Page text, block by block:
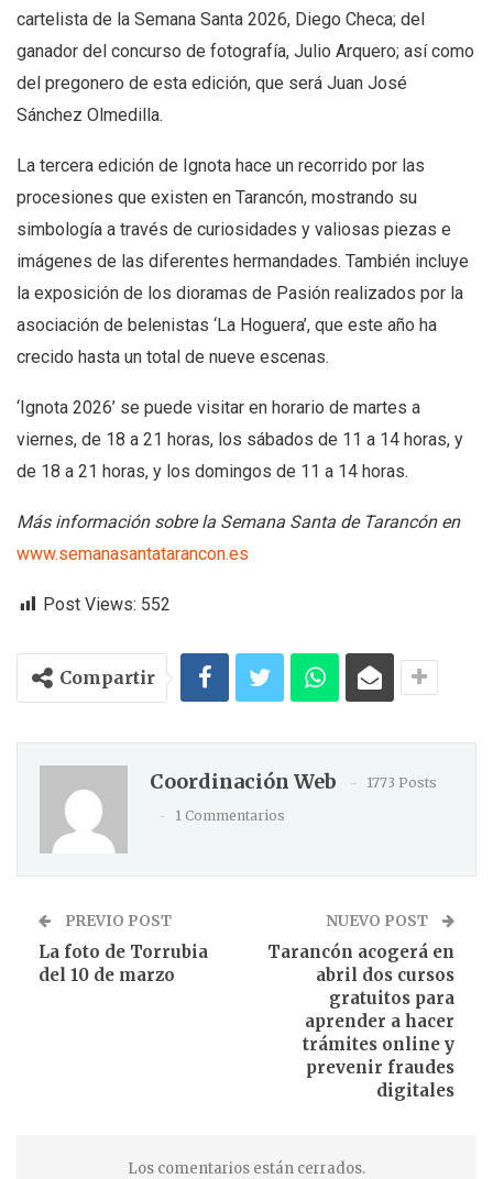
cartelista de la Semana Santa 2026, Diego Checa; del
ganador del concurso de fotografía, Julio Arquero; así como
del pregonero de esta edición, que será Juan José
Sánchez Olmedilla.
La tercera edición de Ignota hace un recorrido por las
procesiones que existen en Tarancón, mostrando su
simbología a través de curiosidades y valiosas piezas e
imágenes de las diferentes hermandades. También incluye
la exposición de los dioramas de Pasión realizados por la
asociación de belenistas ‘La Hoguera’, que este año ha
crecido hasta un total de nueve escenas.
‘Ignota 2026’ se puede visitar en horario de martes a
viernes, de 18 a 21 horas, los sábados de 11 a 14 horas, y
de 18 a 21 horas, y los domingos de 11 a 14 horas.
Más información sobre la Semana Santa de Tarancón en
www.semanasantatarancon.es
Post Views: 552
Compartir
Coordinación Web
1773 Posts
1 Commentarios
PREVIO POST
La foto de Torrubia
del 10 de marzo
NUEVO POST
Tarancón acogerá en
abril dos cursos
gratuitos para
aprender a hacer
trámites online y
prevenir fraudes
digitales
Los comentarios están cerrados.